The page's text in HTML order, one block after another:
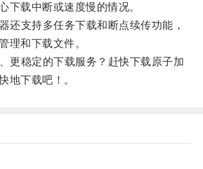
下载中断或速度慢的情况。
支持多任务下载和断点续传功能，
理和下载文件。
稳定的下载服务？赶快下载原子加
地下载吧！。